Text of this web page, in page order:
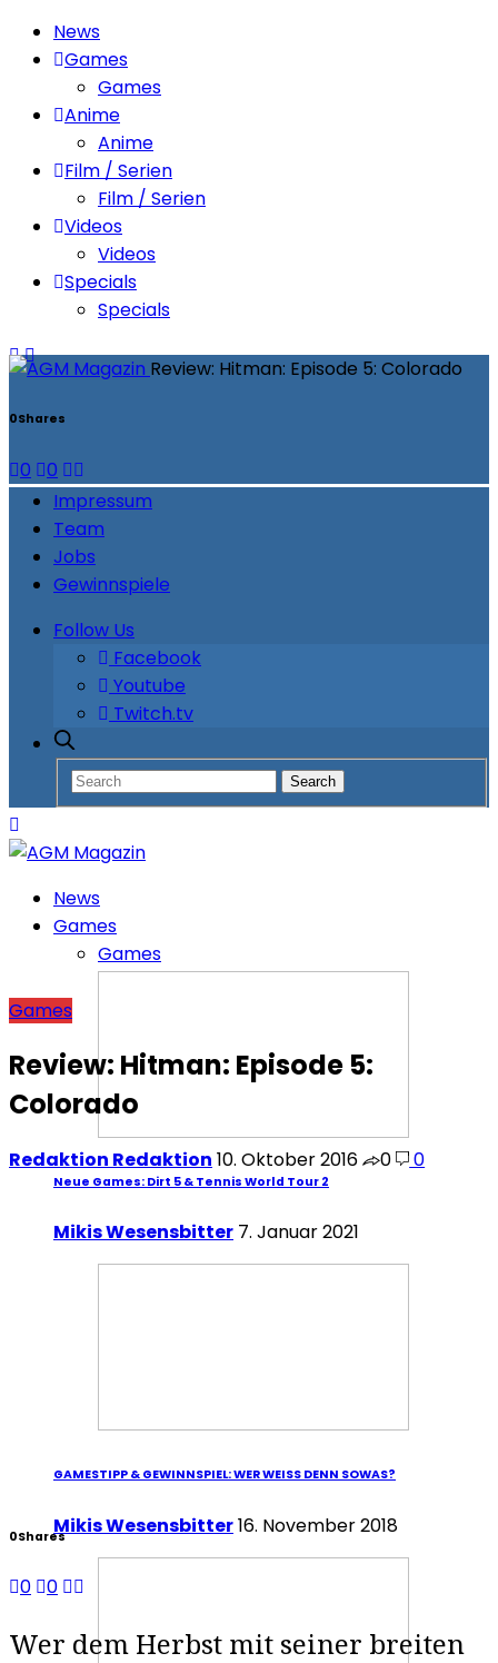
News
Games
Games
Anime
Anime
Film / Serien
Film / Serien
Videos
Videos
Specials
Specials
Review: Hitman: Episode 5: Colorado
0Shares
0
0
Impressum
Team
Jobs
Gewinnspiele
Follow Us
Facebook
Youtube
Twitch.tv
News
Games
Games
Neue Games: Dirt 5 & Tennis World Tour 2
Mikis Wesensbitter 7. Januar 2021
GAMESTIPP & GEWINNSPIEL: WER WEISS DENN SOWAS?
Mikis Wesensbitter16. November 2018
Games
Review: Hitman: Episode 5:
Colorado
Redaktion Redaktion 10. Oktober 2016 0 0
0Shares
0 0
Wer dem Herbst mit seiner breiten